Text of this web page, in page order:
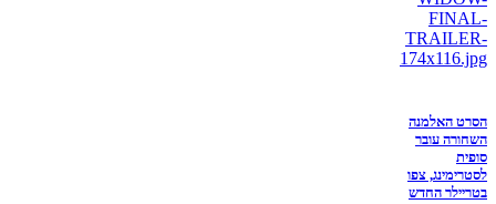
הסרט האלמנה
השחורה עובר
סופית
לסטרימינג, צפו
בטריילר החדש